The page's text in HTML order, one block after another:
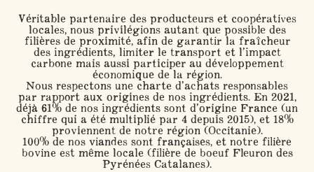
Véritable partenaire des producteurs et coopératives
locales, nous privilégions autant que possible des
filières de proximité, afin de garantir la fraîcheur
des ingrédients, limiter le transport et l’impact
carbone mais aussi participer au développement
économique de la région.
Nous respectons une charte d’achats responsables
par rapport aux origines de nos ingrédients. En 2021,
déjà 61% de nos ingrédients sont d’origine France (un
chiffre qui a été multiplié par 4 depuis 2015), et 18%
proviennent de notre région (Occitanie).
100% de nos viandes sont françaises, et notre filière
bovine est même locale (filière de boeuf Fleuron des
Pyrénées Catalanes).